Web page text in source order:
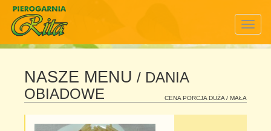
NASZE MENU / DANIA
OBIADOWE
CENA PORCJA DUŻA / MAŁA